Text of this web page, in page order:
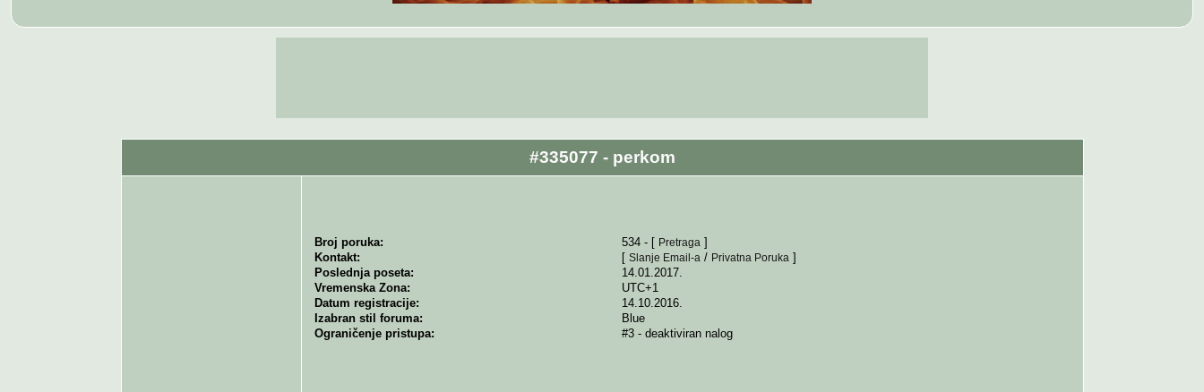
#335077 - perkom
Broj poruka: 534 - [ Pretraga ]
Kontakt:
[ Slanje Email-a / Privatna Poruka ]
Poslednja poseta:
14.01.2017.
Vremenska Zona:
UTC+1
Datum registracije:
14.10.2016.
Izabran stil foruma:
Blue
Ograničenje pristupa:
#3 - deaktiviran nalog